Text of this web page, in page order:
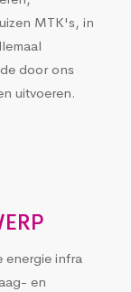
MTK's, in
door ons
uitvoeren.
energie infra
en